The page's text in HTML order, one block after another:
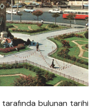
tarafında bulunan tarihi